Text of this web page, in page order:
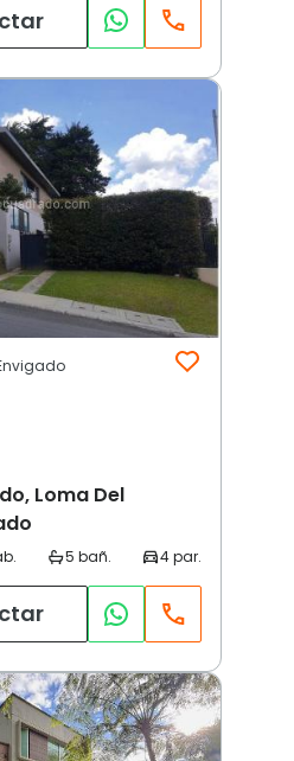
Loma Del